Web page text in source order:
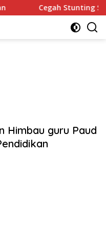
Cegah Stunting
Himbau guru Paud